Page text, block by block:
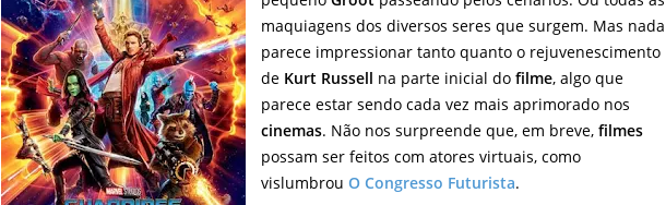
maquiagens dos diversos seres que surgem. Mas nada
parece impressionar tanto quanto o rejuvenescimento
de Kurt Russell na parte inicial dofilme, algo que
parece estar sendo cada vez mais aprimorado nos
cinemas. Não nos surpreende que, em breve,filmes
possam ser feitos com atores virtuais, como
vislumbrouO Congresso Futurista.